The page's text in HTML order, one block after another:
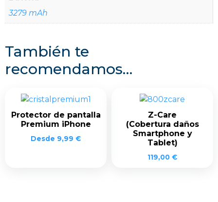
3279 mAh
También te
recomendamos…
Protector de pantalla
Premium iPhone
Desde 9,99 €
Z-Care
(Cobertura daños
Smartphone y
Tablet)
119,00 €